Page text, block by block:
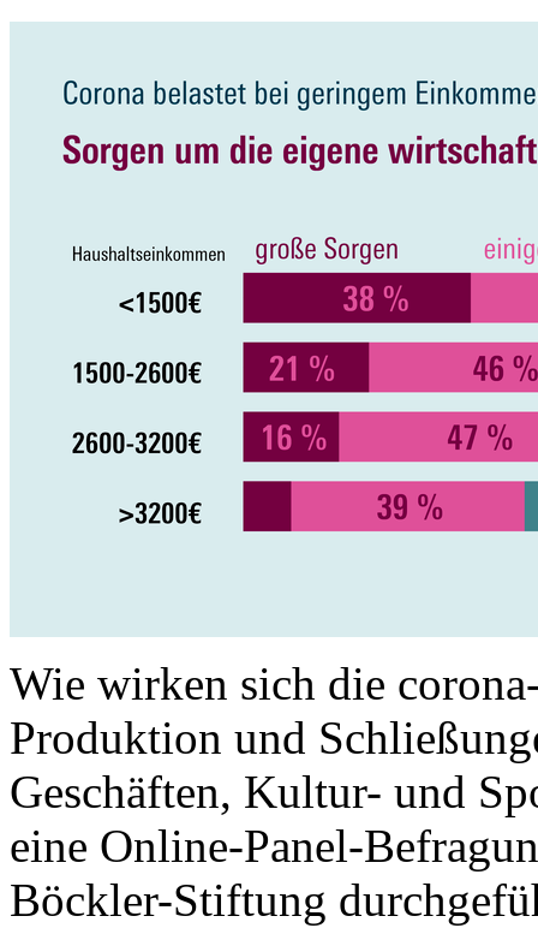
Wie wirken sich die
Produktion und
Geschäften, Kultur- und
eine Online-Panel-
Böckler-Stiftung